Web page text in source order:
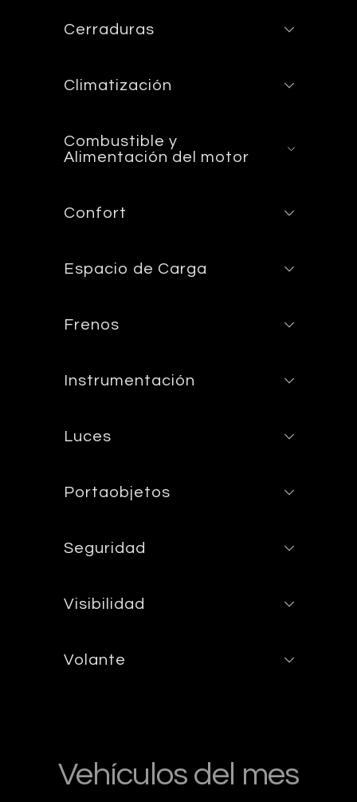
Cerraduras
Climatización
Combustible y
Alimentación del motor
Confort
Espacio de Carga
Frenos
Instrumentación
Luces
Portaobjetos
Seguridad
Visibilidad
Volante
Vehículos del mes